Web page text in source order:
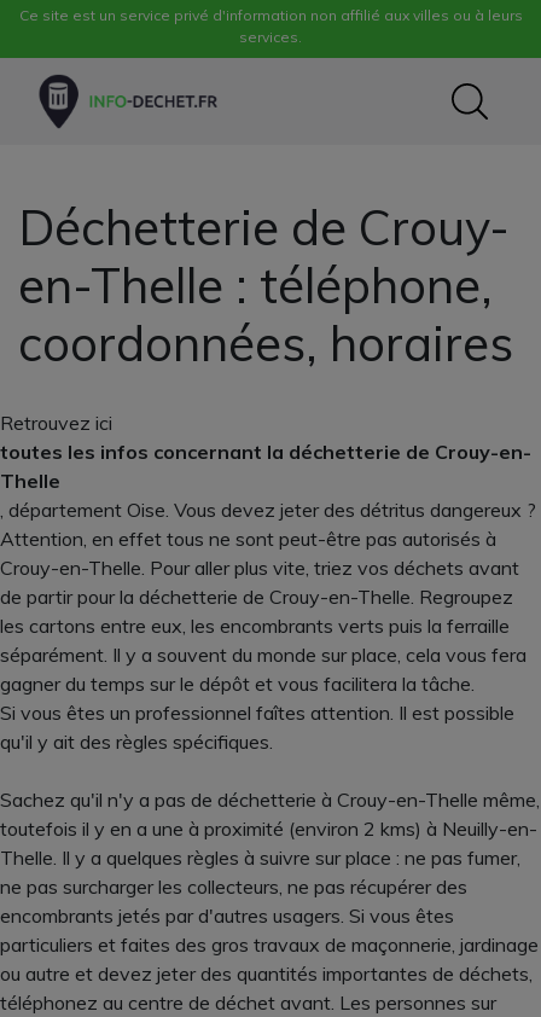
Ce site est un service privé d'information non affilié aux villes ou à leurs
services.
Déchetterie de Crouy-
en-Thelle : téléphone,
coordonnées, horaires
Retrouvez ici
toutes les infos concernant la déchetterie de Crouy-en-
Thelle
, département Oise. Vous devez jeter des détritus dangereux ?
Attention, en effet tous ne sont peut-être pas autorisés à
Crouy-en-Thelle. Pour aller plus vite, triez vos déchets avant
de partir pour la déchetterie de Crouy-en-Thelle. Regroupez
les cartons entre eux, les encombrants verts puis la ferraille
séparément. Il y a souvent du monde sur place, cela vous fera
gagner du temps sur le dépôt et vous facilitera la tâche.
Si vous êtes un professionnel faîtes attention. Il est possible
qu'il y ait des règles spécifiques.
Sachez qu'il n'y a pas de déchetterie à Crouy-en-Thelle même,
toutefois il y en a une à proximité (environ 2 kms) à Neuilly-en-
Thelle. Il y a quelques règles à suivre sur place : ne pas fumer,
ne pas surcharger les collecteurs, ne pas récupérer des
encombrants jetés par d'autres usagers. Si vous êtes
particuliers et faites des gros travaux de maçonnerie, jardinage
ou autre et devez jeter des quantités importantes de déchets,
téléphonez au centre de déchet avant. Les personnes sur